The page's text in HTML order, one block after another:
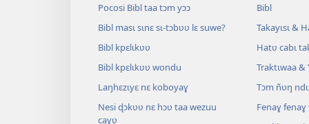
Pocosi Bibl taa tɔm yɔɔ
Bibl masɩ sɩnɛ sɩ-tɔbʋʋ lɛ suwe?
Bibl kpɛlɩkʋʋ
Bibl kpɛlɩkʋʋ wondu
Laŋhɛzɩyɛ nɛ koboyaɣ
Nesi ɖɔkʋʋ nɛ hɔʋ taa wezuu
caɣʋ
Bibl
Takayɩsɩ &
Hatʋ cabɩ
Traktɩwaa &
Tɔm ñʋŋ
Fenaɣ fenaɣ